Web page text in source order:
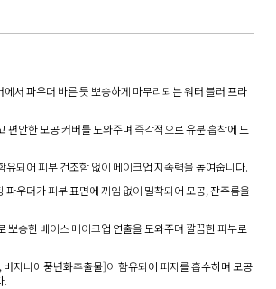
서 파우더 바른 듯 뽀송하게 마무리되는 워터 블러 프라
편안한 모공 커버를 도와주며 즉각적으로 유분 흡착에 도
유되어 피부 건조함 없이 메이크업 지속력을 높여줍니다.
파우더가 피부 표면에 끼임 없이 밀착되어 모공, 잔주름을
뽀송한 베이스 메이크업 연출을 도와주며 깔끔한 피부로
지니아풍년화추출물]이 함유되어 피지를 흡수하며 모공
.